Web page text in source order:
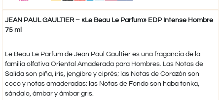
JEAN PAUL GAULTIER – «Le Beau Le Parfum» EDP Intense Hombre
75 ml
Le Beau Le Parfum de Jean Paul Gaultier es una fragancia de la
familia olfativa Oriental Amaderada para Hombres. Las Notas de
Salida son piña, iris, jengibre y ciprés; las Notas de Corazón son
coco y notas amaderadas; las Notas de Fondo son haba tonka,
sándalo, ámbar y ámbar gris.